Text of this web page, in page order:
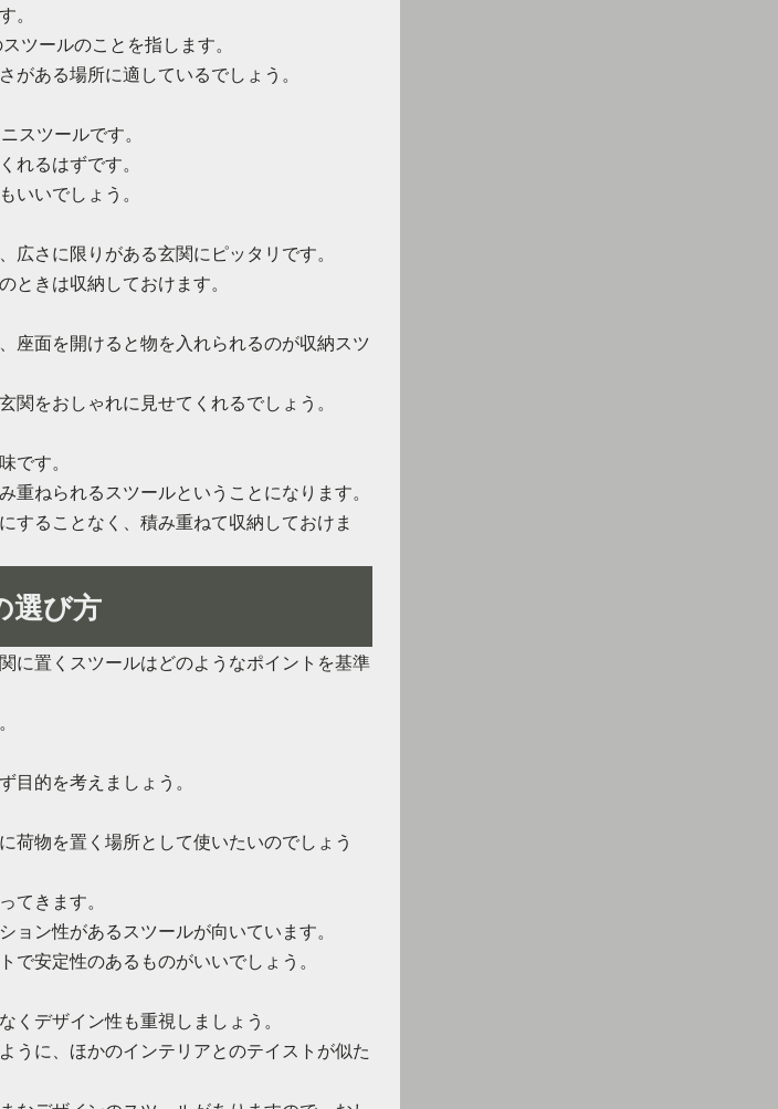
。
ツールのことを指します。
ある場所に適しているでしょう。
スツールです。
れるはずです。
いいでしょう。
さに限りがある玄関にピッタリです。
ときは収納しておけます。
座面を開けると物を入れられるのが収納スツ
をおしゃれに見せてくれるでしょう。
です。
ねられるスツールということになります。
することなく、積み重ねて収納しておけま
選び方
に置くスツールはどのようなポイントを基準
目的を考えましょう。
荷物を置く場所として使いたいのでしょう
てきます。
ン性があるスツールが向いています。
安定性のあるものがいいでしょう。
デザイン性も重視しましょう。
うに、ほかのインテリアとのテイストが似た